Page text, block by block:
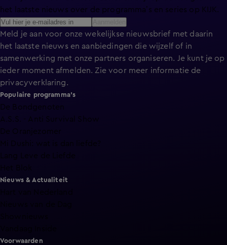
het laatste nieuws over de programma’s en series op KIJK.
Meld je aan voor onze wekelijkse nieuwsbrief met daarin
het laatste nieuws en aanbiedingen die wijzelf of in
samenwerking met onze partners organiseren. Je kunt je op
ieder moment afmelden. Zie voor meer informatie de
privacyverklaring.
Populaire programma's
De Bondgenoten
A.S.S. - Anti Survival Show
De Oranjezomer
Mi Dushi: wat is dan liefde?
Lang Leve de Liefde
Nieuws & Actualiteit
Voorwaarden